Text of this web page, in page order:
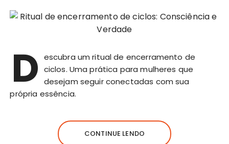
D escubra um ritual de encerramento de
ciclos. Uma prática para mulheres que
desejam seguir conectadas com sua
própria essência.
CONTINUE LENDO